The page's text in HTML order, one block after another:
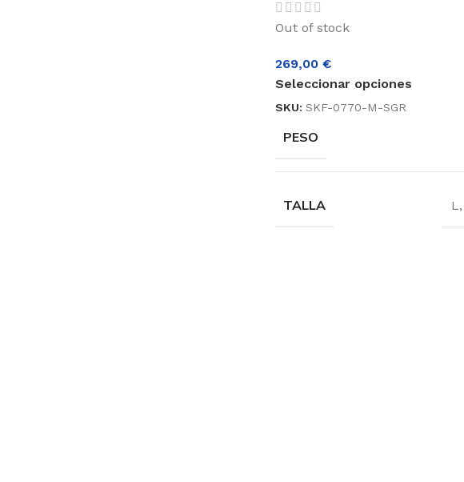
Out of stock
269,00 €
Seleccionar opciones
SKU: SKF-0770-M-SGR
PESO
TALLA L,